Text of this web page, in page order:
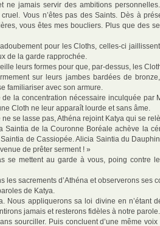
ne jamais servir des ambitions
Vous n’êtes pas des Saints. Dès à
vous êtes mes boucliers. Plus que des
pour les Cloths, celles-ci
de la garde rapprochée.
leurs formes pour que, par-dessus, les
sur leurs jambes bardées de
familiariser avec son armure.
de la concentration nécessaire inculquée par
Cloth ne leur apparaît lourde et sans âme.
se lasse pas, Athéna rejoint Katya qui se
Saintia de la Couronne Boréale achève la
de Cassiopée. Alicia Saintia du
de prêter serment ! »
se mettent au garde à vous, poing contre
les sacrements d’Athéna et observerons ses
de Katya.
Nous appliquerons sa loi divine en n’étant
jamais et resterons fidèles à notre
sourciller. Puis concluent d’une même